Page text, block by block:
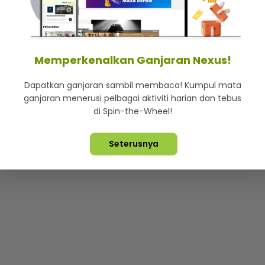
Lebih hot, viral dan sensasi
Terpelihara © 2026. Star Media Group Berhad [197101000523
Memperkenalkan Ganjaran Nexus!
Dapatkan ganjaran sambil membaca! Kumpul mata
ganjaran menerusi pelbagai aktiviti harian dan tebus
di Spin-the-Wheel!
Seterusnya